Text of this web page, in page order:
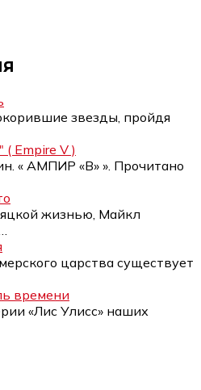
звезды, пройдя
Empire V )
« АМПИР «В» ». Прочитано
жизнью, Майкл
царства существует
времени
«Лис Улисс» наших